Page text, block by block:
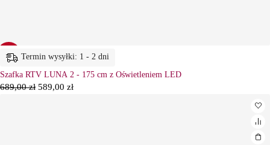
15% Termin wysyłki: 1 - 2 dni
Szafka RTV LUNA 2 - 175 cm z Oświetleniem LED
689,00zł 589,00 zł